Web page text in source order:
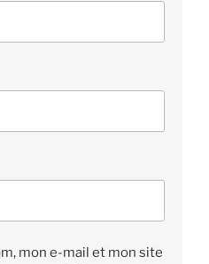
mon e-mail et mon site